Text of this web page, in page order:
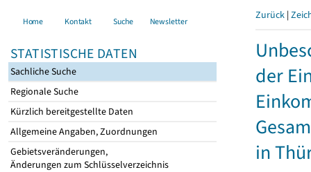
Home Kontakt Suche Newsletter
STATISTISCHE DATEN
Sachliche Suche
Regionale Suche
Kürzlich bereitgestellte Daten
Allgemeine Angaben, Zuordnungen
Gebietsveränderungen,
Änderungen zum Schlüsselverzeichnis
Zurück |
der
in